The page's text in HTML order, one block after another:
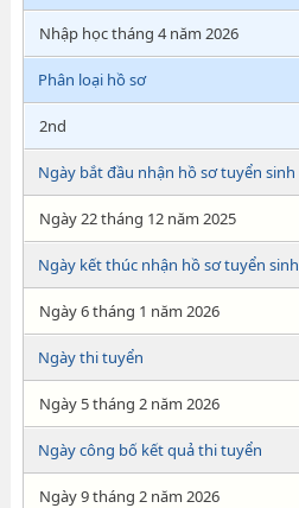
Nhập học tháng 4 năm 2026
Phân loại hồ sơ
2nd
Ngày bắt đầu nhận hồ sơ tuyển sinh
Ngày 22 tháng 12 năm 2025
Ngày kết thúc nhận hồ sơ tuyển sinh
Ngày 6 tháng 1 năm 2026
Ngày thi tuyển
Ngày 5 tháng 2 năm 2026
Ngày công bố kết quả thi tuyển
Ngày 9 tháng 2 năm 2026